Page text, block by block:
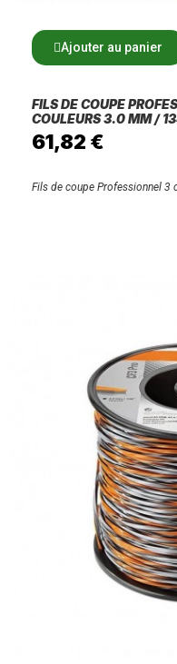
Ajouter au panier
FILS DE COUPE
COULEURS 3.0 MM /
61,82 €
Fils de coupe Professionnel 3